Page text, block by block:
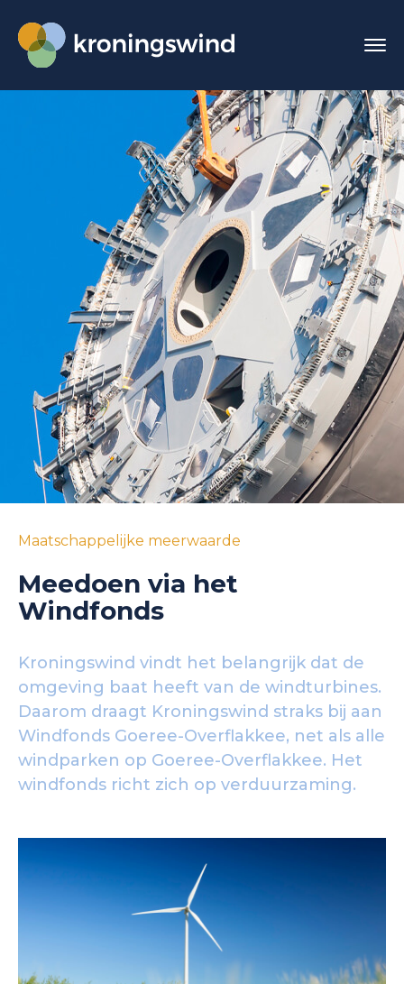
Maatschappelijke meerwaarde
Meedoen via het
Windfonds
Kroningswind vindt het belangrijk dat de
omgeving baat heeft van de windturbines.
Daarom draagt Kroningswind straks bij aan
Windfonds Goeree-Overflakkee, net als alle
windparken op Goeree-Overflakkee. Het
windfonds richt zich op verduurzaming.